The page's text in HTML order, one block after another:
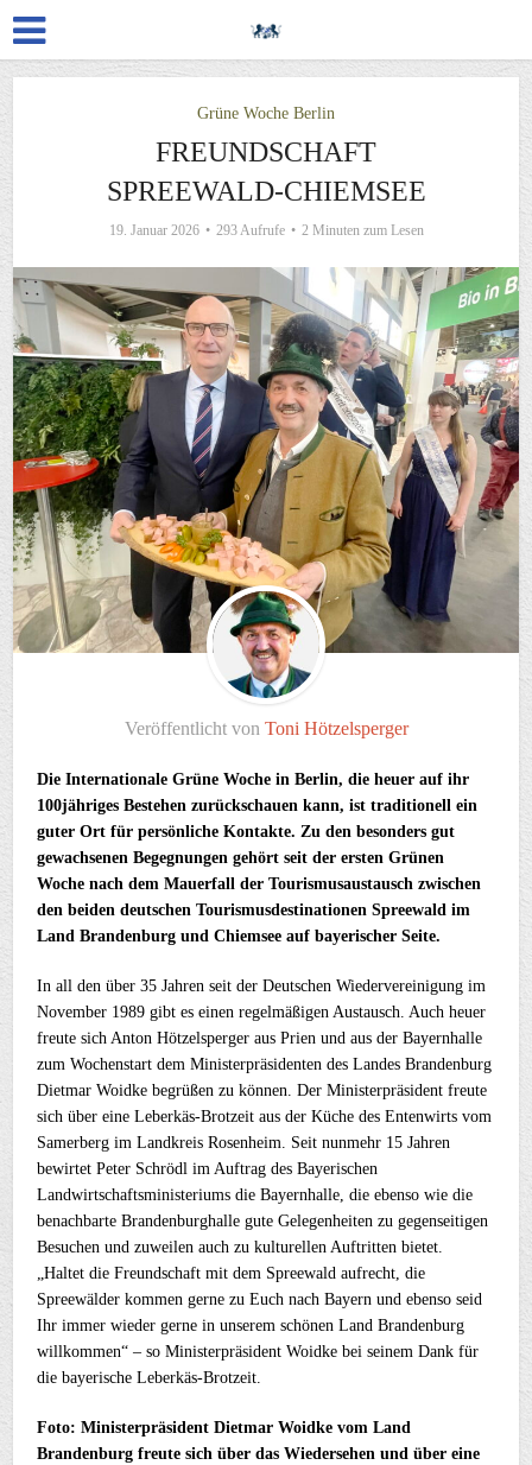
Grüne Woche Berlin
FREUNDSCHAFT
SPREEWALD-CHIEMSEE
19. Januar 2026 293 Aufrufe 2 Minuten zum Lesen
Veröffentlicht von Toni Hötzelsperger
Die Internationale Grüne Woche in Berlin, die heuer auf ihr
100jähriges Bestehen zurückschauen kann, ist traditionell ein
guter Ort für persönliche Kontakte. Zu den besonders gut
gewachsenen Begegnungen gehört seit der ersten Grünen
Woche nach dem Mauerfall der Tourismusaustausch zwischen
den beiden deutschen Tourismusdestinationen Spreewald im
Land Brandenburg und Chiemsee auf bayerischer Seite.
In all den über 35 Jahren seit der Deutschen Wiedervereinigung im
November 1989 gibt es einen regelmäßigen Austausch. Auch heuer
freute sich Anton Hötzelsperger aus Prien und aus der Bayernhalle
zum Wochenstart dem Ministerpräsidenten des Landes Brandenburg
Dietmar Woidke begrüßen zu können. Der Ministerpräsident freute
sich über eine Leberkäs-Brotzeit aus der Küche des Entenwirts vom
Samerberg im Landkreis Rosenheim. Seit nunmehr 15 Jahren
bewirtet Peter Schrödl im Auftrag des Bayerischen
Landwirtschaftsministeriums die Bayernhalle, die ebenso wie die
benachbarte Brandenburghalle gute Gelegenheiten zu gegenseitigen
Besuchen und zuweilen auch zu kulturellen Auftritten bietet.
„Haltet die Freundschaft mit dem Spreewald aufrecht, die
Spreewälder kommen gerne zu Euch nach Bayern und ebenso seid
Ihr immer wieder gerne in unserem schönen Land Brandenburg
willkommen“ – so Ministerpräsident Woidke bei seinem Dank für
die bayerische Leberkäs-Brotzeit.
Foto: Ministerpräsident Dietmar Woidke vom Land
Brandenburg freute sich über das Wiedersehen und über eine